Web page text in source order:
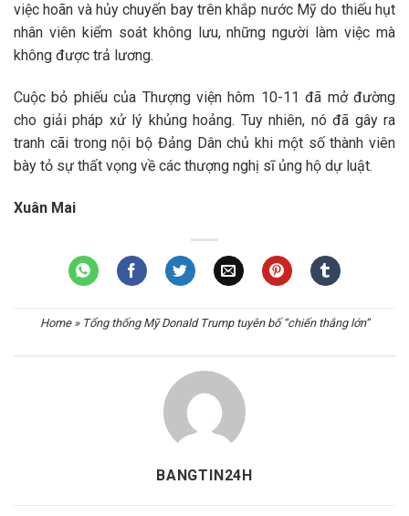
việc hoãn và hủy chuyến bay trên khắp nước Mỹ do thiếu hụt
nhân viên kiểm soát không lưu, những người làm việc mà
không được trả lương.
Cuộc bỏ phiếu của Thượng viện hôm 10-11 đã mở đường
cho giải pháp xử lý khủng hoảng. Tuy nhiên, nó đã gây ra
tranh cãi trong nội bộ Đảng Dân chủ khi một số thành viên
bày tỏ sự thất vọng về các thượng nghị sĩ ủng hộ dự luật.
Xuân Mai
Home» Tổng thống Mỹ Donald Trump tuyên bố “chiến thắng lớn”
BANGTIN24H